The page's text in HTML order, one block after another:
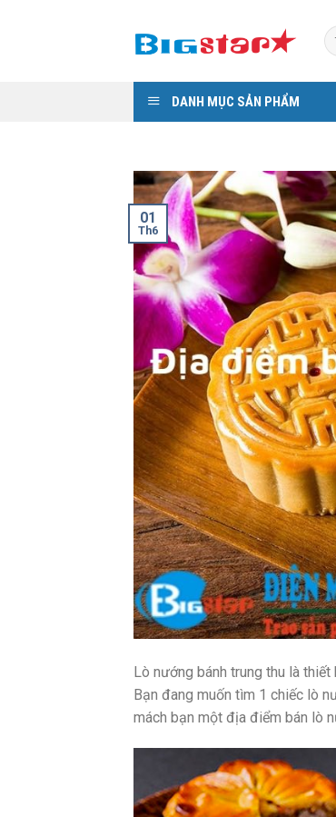
DANH MỤC SẢN PHẨM
01
Th6
Lò nướng bánh trung thu là
Bạn đang muốn tìm 1 chiếc lò
mách bạn một địa điểm bán lò